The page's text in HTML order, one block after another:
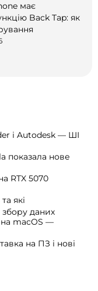
має
Back Tap: як
і Autodesk — ШІ
показала нове
RTX 5070
які
даних
на macOS —
на ПЗ і нові